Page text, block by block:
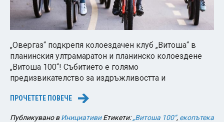
„Овергаз“ подкрепя колоездачен клуб „Витоша“ в
планинския ултрамаратон и планинско колоездене
„Витоша 100“! Събитието е голямо
предизвикателство за издръжливостта и
ПРОЧЕТЕТЕ ПОВЕЧЕ →
Публикувано вИнициативи Етикети:„Витоша 100“, екопътека